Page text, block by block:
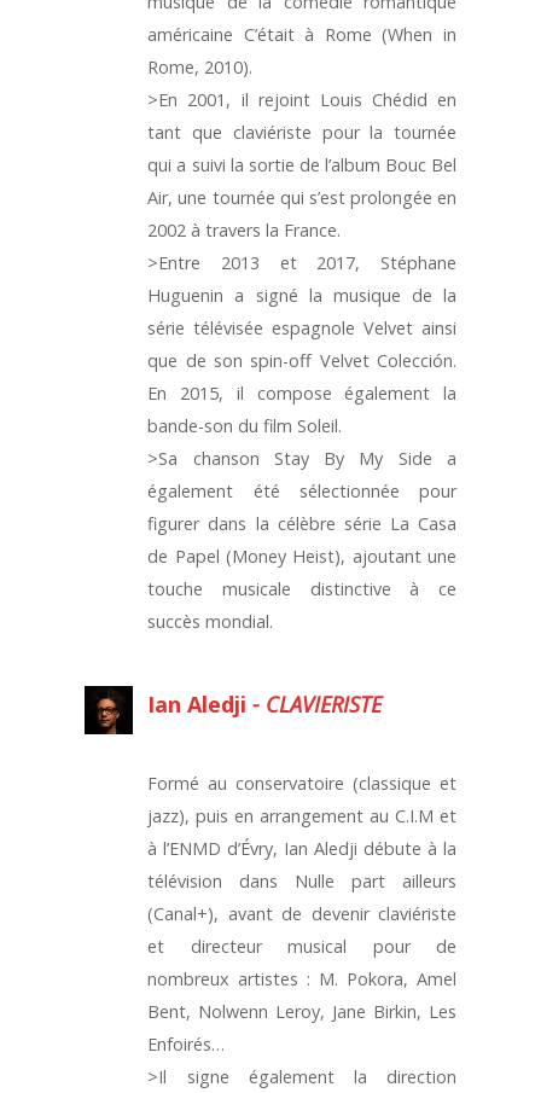
américaine C’était à Rome (When in
Rome, 2010).
>En 2001, il rejoint Louis Chédid en
tant que claviériste pour la tournée
qui a suivi la sortie de l’album Bouc Bel
Air, une tournée qui s’est prolongée en
2002 à travers la France.
>Entre 2013 et 2017, Stéphane
Huguenin a signé la musique de la
série télévisée espagnole Velvet ainsi
que de son spin-off Velvet Colección.
En 2015, il compose également la
bande-son du film Soleil.
>Sa chanson Stay By My Side a
également été sélectionnée pour
figurer dans la célèbre série La Casa
de Papel (Money Heist), ajoutant une
touche musicale distinctive à ce
succès mondial.
Ian Aledji - CLAVIERISTE
Formé au conservatoire (classique et
jazz), puis en arrangement au C.I.M et
à l’ENMD d’Évry, Ian Aledji débute à la
télévision dans Nulle part ailleurs
(Canal+), avant de devenir claviériste
et directeur musical pour de
nombreux artistes : M. Pokora, Amel
Bent, Nolwenn Leroy, Jane Birkin, Les
Enfoirés…
>Il signe également la direction